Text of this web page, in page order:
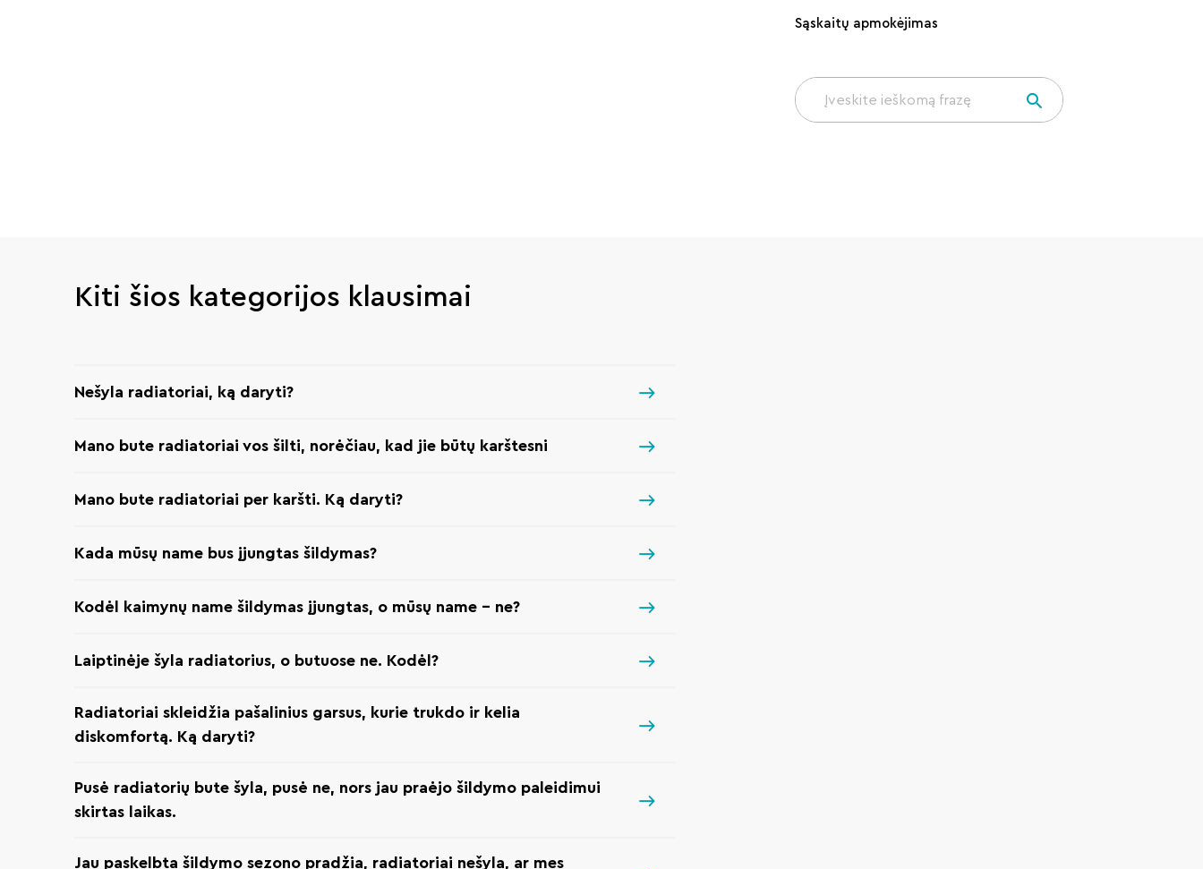
Sąskaitų apmokėjimas
Kiti šios kategorijos klausimai
Nešyla radiatoriai, ką daryti?
Mano bute radiatoriai vos šilti, norėčiau, kad jie būtų karštesni
Mano bute radiatoriai per karšti. Ką daryti?
Kada mūsų name bus įjungtas šildymas?
Kodėl kaimynų name šildymas įjungtas, o mūsų name – ne?
Laiptinėje šyla radiatorius, o butuose ne. Kodėl?
Radiatoriai skleidžia pašalinius garsus, kurie trukdo ir kelia
diskomfortą. Ką daryti?
Pusė radiatorių bute šyla, pusė ne, nors jau praėjo šildymo paleidimui
skirtas laikas.
Jau paskelbta šildymo sezono pradžia, radiatoriai nešyla, ar mes